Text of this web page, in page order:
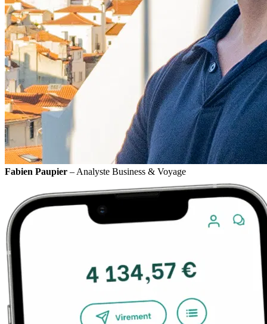
Fabien Paupier – Analyste Business & Voyage